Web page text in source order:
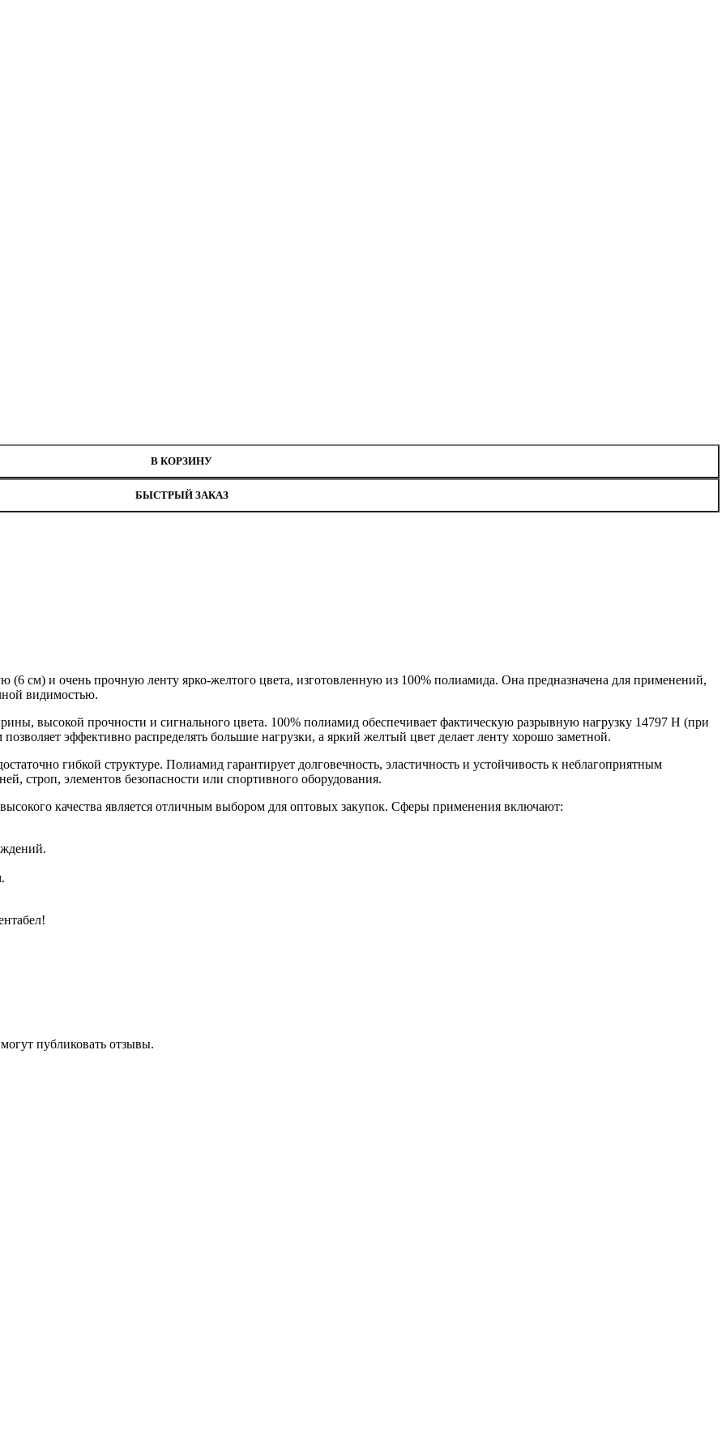
В КОРЗИНУ
БЫСТРЫЙ ЗАКАЗ
(6 см) и очень прочную ленту ярко-желтого цвета, изготовленную из 100% полиамида. Она предназначена для применений,
видимостью.
высокой прочности и сигнального цвета. 100% полиамид обеспечивает фактическую разрывную нагрузку 14797 H (при
эффективно распределять большие нагрузки, а яркий желтый цвет делает ленту хорошо заметной.
гибкой структуре. Полиамид гарантирует долговечность, эластичность и устойчивость к неблагоприятным
строп, элементов безопасности или спортивного оборудования.
качества является отличным выбором для оптовых закупок. Сферы применения включают:
публиковать отзывы.